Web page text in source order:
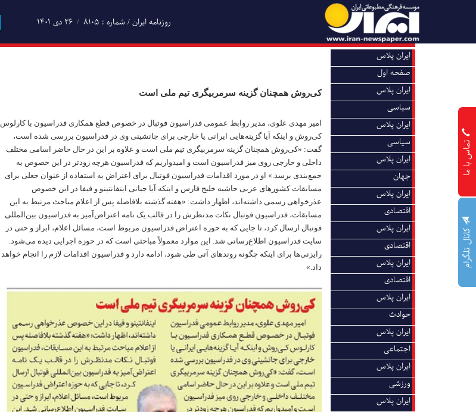
روزنامه ایران / شماره : 8105 ۲۶ دی ۱۴۰۱
تماس با ما
کانال تلگرام
ایران پلاس
صفحه اول
ایران پلاس
سیاسی
ایران پلاس
سیاسی
ایران پلاس
جهان
ایران پلاس
اقتصادی
ایران پلاس
اقتصادی
ایران پلاس
اقتصادی
ایران پلاس
حوادث
ایران پلاس
اجتماعی
ایران پلاس
ورزشی
ایران پلاس
کی‌روش همچنان گزینه سرمربیگری تیم ملی است
امیر مهدی علوی، مدیر روابط عمومی فدراسیون فوتبال در خصوص قطع همکاری فدراسیون با کارلوس
کی‌روش و اینکه آیا گزینه‌هایی ایرانی یا خارجی برای جانشینی وی در فدراسیون بررسی شده است،
گفت: «کی‌روش همچنان گزینه سرمربیگری تیم ملی است و علاوه بر این در حال حاضر اسامی مختلف
داخلی و خارجی روی میز فدراسیون است و امیدواریم که فدراسیون هرچه زودتر در این خصوص به
جمع‌بندی برسد.» او در مورد اقدامات فدراسیون فوتبال برای اعتراض به استفاده از عنوان جعلی برای
مسابقات کشورهای عربی حاشیه خلیج فارس و اینکه آیا جیانی اینفانتینو و فیفا در این خصوص
عذرخواهی رسمی داشته‌اند، اظهار داشت: «هفته گذشته بلافاصله پس از اعلام مباحث مرتبط به این
مسابقات، فدراسیون فوتبال نکات مدنظرش را در قالب یک نامه اعتراض‌آمیز به فدراسیون بین‌المللی
فوتبال ارسال کرد، تا جایی که به حوزه اعتراض فدراسیون مربوط است، مسائل اعلام، ابراز و حتی در
سایت فدراسیون اطلاع‌رسانی شد. این موارد معمولاً مباحثی است که در حوزه اجرایی دیده می‌شود.
رایزنی‌ها برای اینکه چگونه روندهای آتی طی شود، ادامه دارد و فدراسیون اقدامات لازم را انجام خواهد
داد.»